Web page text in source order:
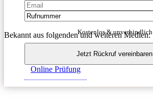
Kostenlos & unverbindlich
Online Prüfung
Bekannt aus folgenden und weiteren Medien: